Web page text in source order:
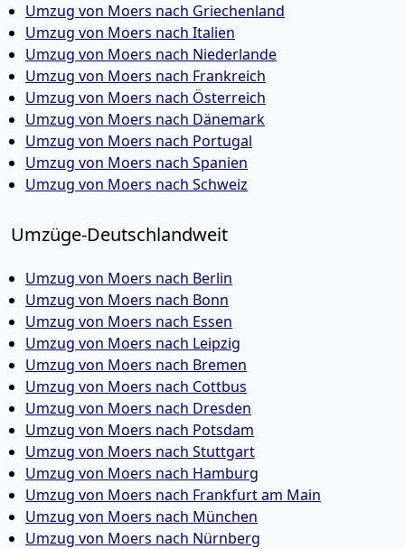
Umzug von Moers nach Griechenland
Umzug von Moers nach Italien
Umzug von Moers nach Niederlande
Umzug von Moers nach Frankreich
Umzug von Moers nach Österreich
Umzug von Moers nach Dänemark
Umzug von Moers nach Portugal
Umzug von Moers nach Spanien
Umzug von Moers nach Schweiz
Umzüge-Deutschlandweit
Umzug von Moers nach Berlin
Umzug von Moers nach Bonn
Umzug von Moers nach Essen
Umzug von Moers nach Leipzig
Umzug von Moers nach Bremen
Umzug von Moers nach Cottbus
Umzug von Moers nach Dresden
Umzug von Moers nach Potsdam
Umzug von Moers nach Stuttgart
Umzug von Moers nach Hamburg
Umzug von Moers nach Frankfurt am Main
Umzug von Moers nach München
Umzug von Moers nach Nürnberg